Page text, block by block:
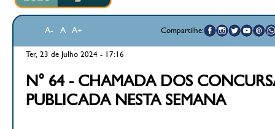
A- A A+ Compartilhe:
Ter, 23 de Julho 2024 - 17:16
N° 64 - CHAMADA DOS
PUBLICADA NESTA SEMANA